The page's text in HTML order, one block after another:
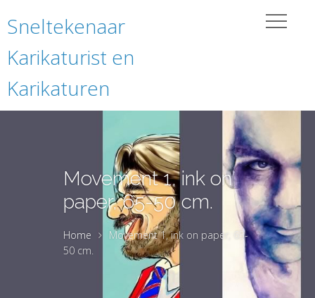
Sneltekenaar
Karikaturist en
Karikaturen
Movement 1, ink on
paper, 65-50 cm.
Home
Movement 1, ink on paper, 65-
50 cm.